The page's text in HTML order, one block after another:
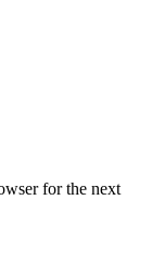
for the next